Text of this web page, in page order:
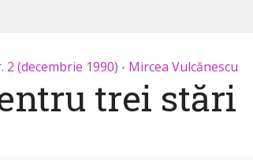
2 (decembrie 1990) • Mircea Vulcănescu
trei stări